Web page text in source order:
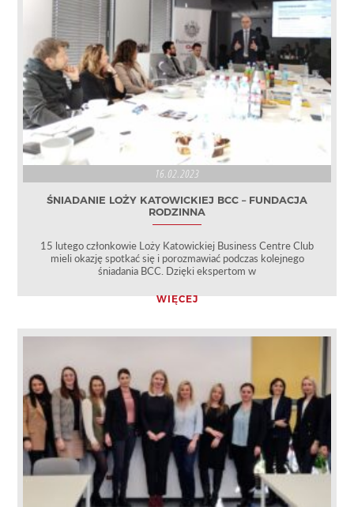
16.02.2023
ŚNIADANIE LOŻY KATOWICKIEJ BCC – FUNDACJA
RODZINNA
15 lutego członkowie Loży Katowickiej Business Centre Club
mieli okazję spotkać się i porozmawiać podczas kolejnego
śniadania BCC. Dzięki ekspertom w
WIĘCEJ